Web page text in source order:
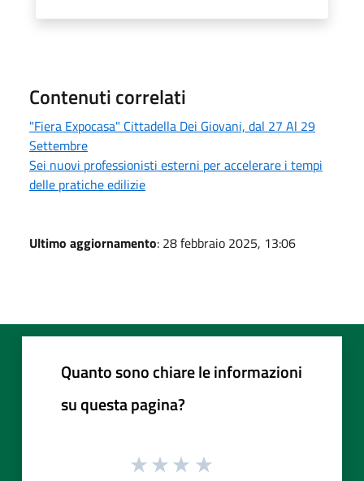
Contenuti correlati
"Fiera Expocasa" Cittadella Dei Giovani, dal 27 Al 29
Settembre
Sei nuovi professionisti esterni per accelerare i tempi
delle pratiche edilizie
Ultimo aggiornamento: 28 febbraio 2025, 13:06
Quanto sono chiare le informazioni
su questa pagina?